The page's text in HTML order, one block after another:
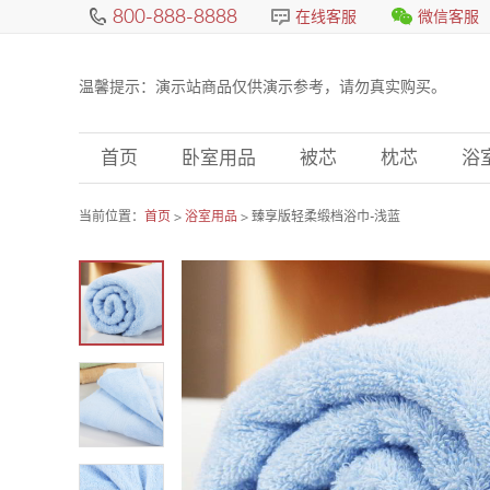
800-888-8888 在线客服 微信客服
温馨提示：演示站商品仅供演示参考，请勿真实购买。
首页 卧室用品 被芯 枕芯 浴
当前位置： 首页 > 浴室用品 > 臻享版轻柔缎档浴巾-浅蓝